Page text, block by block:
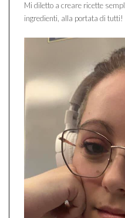
Mi diletto a creare ricette
ingredienti, alla portata di tutti!